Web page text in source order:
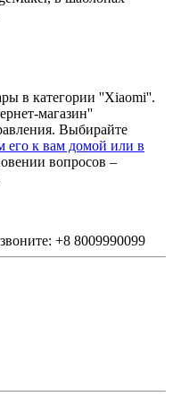
в категории ''Xiaomi''.
магазин''
Выбирайте
его к вам домой или в
вопросов –
+8 8009990099